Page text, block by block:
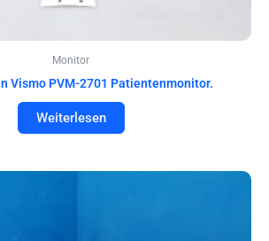
Monitor
Vismo PVM-2701 Patientenmonitor.
Weiterlesen